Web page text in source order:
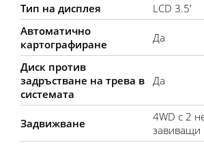
Тип на дисплея
LCD 3.5'
Автоматично
картографиране
Да
Диск против
задръстване на трева в
системата
Да
Задвижване
4WD с 2
завиващи